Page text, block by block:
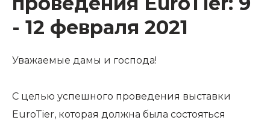
- 12 февраля 2021
Уважаемые дамы и господа!
С целью успешного проведения выставки
EuroTier, которая должна была состояться